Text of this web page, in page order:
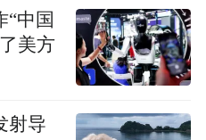
“中国
美方
射导